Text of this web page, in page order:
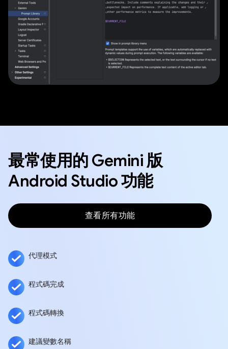
最常使用的 Gemini 版
Android Studio 功能
查看所有功能
代理模式
程式碼完成
程式碼轉換
建議變數名稱